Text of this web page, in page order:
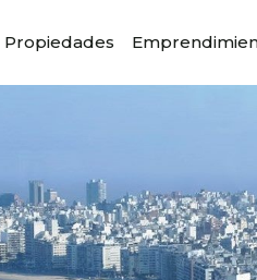
Propiedades